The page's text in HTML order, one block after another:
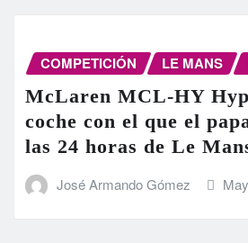
COMPETICIÓN LE MANS
McLaren MCL-HY
coche con el que el
las 24 horas de Le
José Armando Gómez